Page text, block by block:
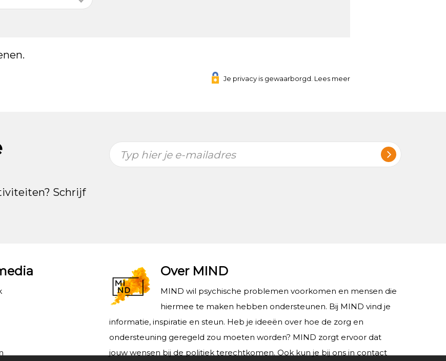
Je privacy is gewaarborgd. Lees meer
Schrijf
Typ hier je e-mailadres
Over MIND
MIND wil psychische problemen voorkomen en mensen die
hiermee te maken hebben ondersteunen. Bij MIND vind je
informatie, inspiratie en steun. Heb je ideeën over hoe de zorg en
ondersteuning geregeld zou moeten worden? MIND zorgt ervoor dat
jouw wensen bij de politiek terechtkomen. Ook kun je bij ons in contact